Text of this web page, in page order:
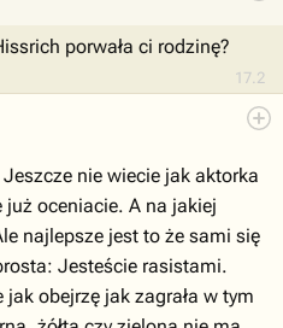
17.2
porwała ci rodzinę?
nie wiecie jak aktorka
już oceniacie. A na jakiej
najlepsze jest to że sami się
Jesteście rasistami.
obejrzę jak zagrała w tym